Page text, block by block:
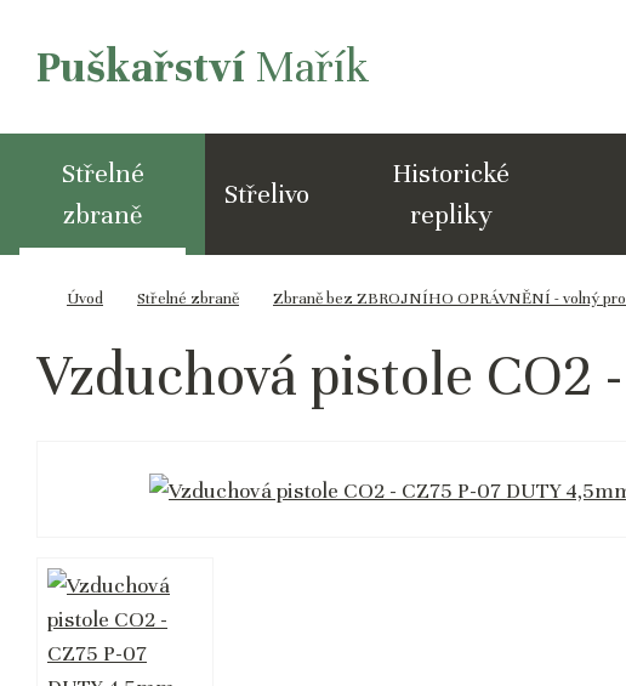
Puškařství Mařík
Střelné
zbraně
Střelivo
Historické
repliky
Úvod Střelné zbraně Zbraně bez ZBROJNÍHO OPRÁVNĚNÍ - volný
Vzduchová pistole CO2